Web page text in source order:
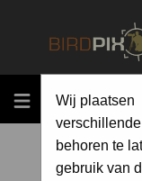
MENU
Wij plaatsen
behoren te
gebruik van